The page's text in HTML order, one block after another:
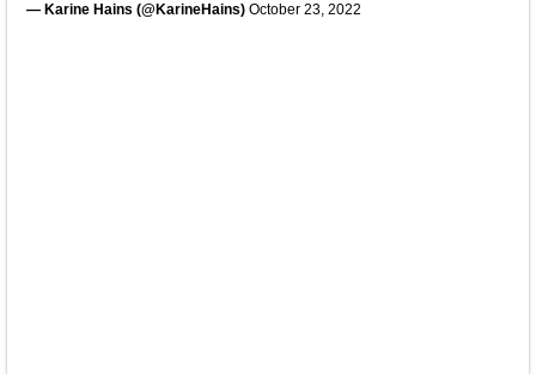
— Karine Hains (@KarineHains) October 23, 2022